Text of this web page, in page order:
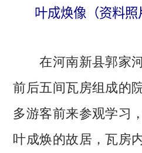
叶成焕像（资料
在河南新县郭家河
前后五间瓦房组成的
多游客前来参观学习
叶成焕的故居，瓦房